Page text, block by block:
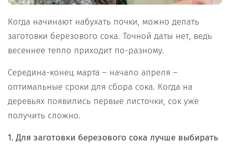
Когда начинают набухать почки, можно делать
заготовки березового сока. Точной даты нет, ведь
весеннее тепло приходит по-разному.
Середина-конец марта – начало апреля –
оптимальные сроки для сбора сока. Когда на
деревьях появились первые листочки, сок уже
получить сложно.
1. Для заготовки березового сока лучше выбирать